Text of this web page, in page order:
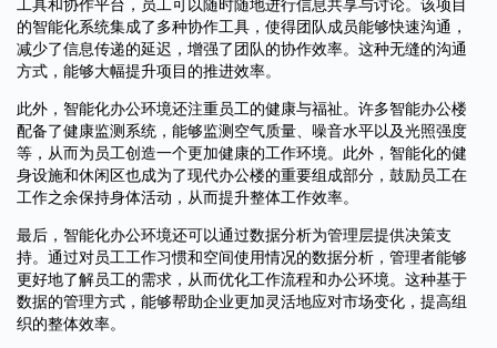
工具和协作平台，员工可以随时随地进行信息共享与讨论。该项目
的智能化系统集成了多种协作工具，使得团队成员能够快速沟通，
减少了信息传递的延迟，增强了团队的协作效率。这种无缝的沟通
方式，能够大幅提升项目的推进效率。
此外，智能化办公环境还注重员工的健康与福祉。许多智能办公楼
配备了健康监测系统，能够监测空气质量、噪音水平以及光照强度
等，从而为员工创造一个更加健康的工作环境。此外，智能化的健
身设施和休闲区也成为了现代办公楼的重要组成部分，鼓励员工在
工作之余保持身体活动，从而提升整体工作效率。
最后，智能化办公环境还可以通过数据分析为管理层提供决策支
持。通过对员工工作习惯和空间使用情况的数据分析，管理者能够
更好地了解员工的需求，从而优化工作流程和办公环境。这种基于
数据的管理方式，能够帮助企业更加灵活地应对市场变化，提高组
织的整体效率。